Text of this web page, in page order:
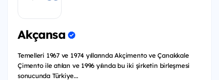
Akçansa
Temelleri 1967 ve 1974 yıllarında Akçimento ve Çanakkale
Çimento ile atılan ve 1996 yılında bu iki şirketin birleşmesi
sonucunda Türkiye...